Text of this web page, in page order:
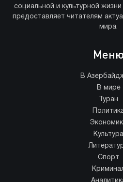
социальной и культурной
предоставляет читателям
мира.
Меню
В
В мире
Туран
Культура
Спорт